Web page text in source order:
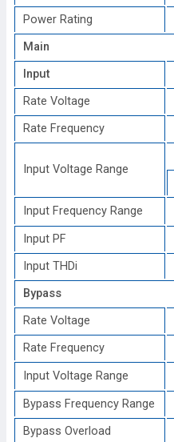
Power Rating
Main
Input
Rate Voltage
Rate Frequency
Input Voltage Range
Input Frequency Range
Input PF
Input THDi
Bypass
Rate Voltage
Rate Frequency
Input Voltage Range
Bypass Frequency Range
Bypass Overload